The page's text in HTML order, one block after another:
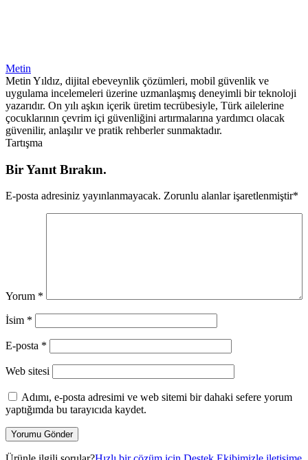
Metin
Metin Yıldız, dijital ebeveynlik çözümleri, mobil güvenlik ve
uygulama incelemeleri üzerine uzmanlaşmış deneyimli bir teknoloji
yazarıdır. On yılı aşkın içerik üretim tecrübesiyle, Türk ailelerine
çocuklarının çevrim içi güvenliğini artırmalarına yardımcı olacak
güvenilir, anlaşılır ve pratik rehberler sunmaktadır.
Tartışma
Bir Yanıt Bırakın.
E-posta adresiniz yayınlanmayacak. Zorunlu alanlar işaretlenmiştir*
Yorum *
İsim *
E-posta *
Web sitesi
Adımı, e-posta adresimi ve web sitemi bir dahaki sefere yorum
yaptığımda bu tarayıcıda kaydet.